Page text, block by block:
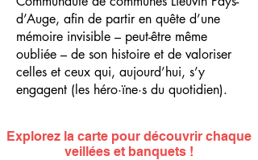
d’Auge, afin de partir en quête d’une
mémoire invisible – peut-être même
oubliée – de son histoire et de valoriser
celles et ceux qui, aujourd’hui, s’y
engagent (les héro·ïne·s du quotidien).
Explorez la carte pour découvrir chaque
veillées et banquets !